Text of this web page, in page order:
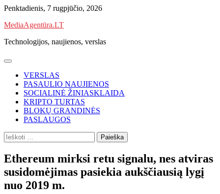
Skip
content
Penktadienis, 7 rugpjūčio, 2026
MediaAgentūra.LT
Technologijos, naujienos, verslas
VERSLAS
PASAULIO NAUJIENOS
SOCIALINĖ ŽINIASKLAIDA
KRIPTO TURTAS
BLOKŲ GRANDINĖS
PASLAUGOS
Ieškoti:
Ethereum mirksi retu signalu, nes atviras
susidomėjimas pasiekia aukščiausią lygį
nuo 2019 m.